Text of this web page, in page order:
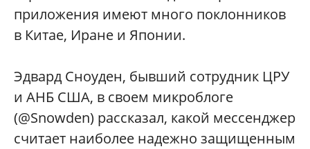
приложения имеют много поклонников
в Китае, Иране и Японии.
Эдвард Сноуден, бывший сотрудник ЦРУ
и АНБ США, в своем микроблоге
(@Snowden) рассказал, какой мессенджер
считает наиболее надежно защищенным